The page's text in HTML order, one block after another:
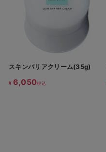
スキンバリアクリーム(35g)
¥ 6,050税込